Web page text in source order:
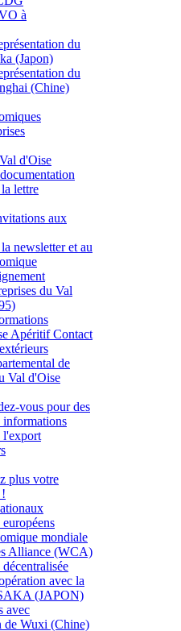
à
du
(Japon)
du
(Chine)
d'Oise
lettre
aux
newsletter et au
du Val
Apéritif Contact
de
Val d'Oise
vous pour des
informations
l'export
plus votre
mondiale
Alliance (WCA)
avec la
(JAPON)
avec
de Wuxi (Chine)